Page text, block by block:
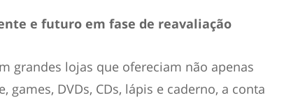
e futuro em fase de reavaliação
grandes lojas que ofereciam não apenas
games, DVDs, CDs, lápis e caderno, a conta